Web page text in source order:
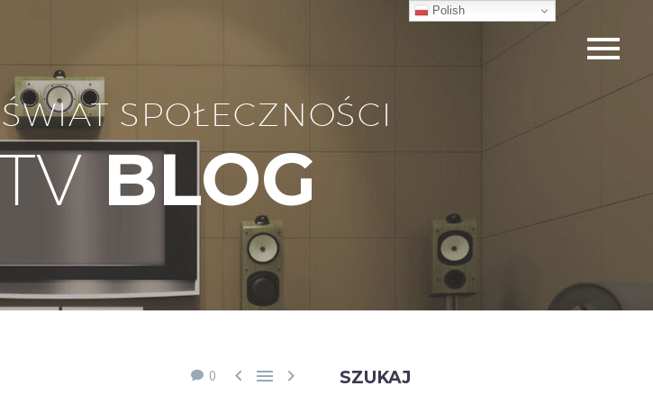
SPOŁECZNOŚCI
BLOG
0    SZUKAJ
Polish